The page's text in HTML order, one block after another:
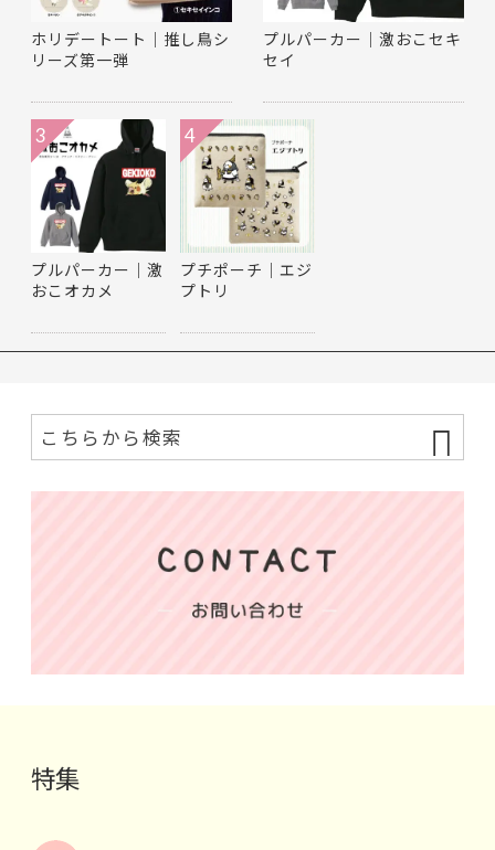
ホリデートート｜推し鳥シ
リーズ第一弾
プルパーカー｜激おこセキ
セイ
プルパーカー｜激
おこオカメ
3
プチポーチ｜エジ
プトリ
4
特集